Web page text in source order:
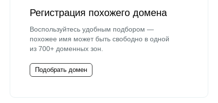
Регистрация похожего домена
Воспользуйтесь удобным подбором —
похожее имя может быть свободно в одной
из 700+ доменных зон.
Подобрать домен